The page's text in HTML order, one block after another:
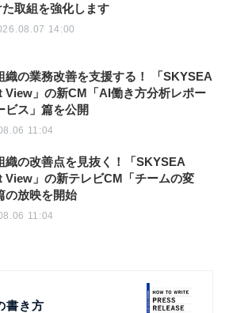
た取組を強化します
14:00
織の業務改善を支援する！ 「SKYSEA
View」の新CM「AI働き方分析レポー
ビス」篇を公開
11:04
織の改善点を見抜く！「SKYSEA
View」の新テレビCM「チームの変
の放映を開始
11:04
書き方